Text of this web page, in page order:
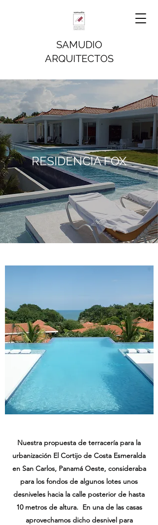
SAMUDIO
ARQUITECTOS
RESIDENCIA FOX
Nuestra propuesta de terracería para la
urbanización El Cortijo de Costa Esmeralda
en San Carlos, Panamá Oeste, consideraba
para los fondos de algunos lotes unos
desniveles hacia la calle posterior de hasta
10 metros de altura. En una de las casas
aprovechamos dicho desnivel para